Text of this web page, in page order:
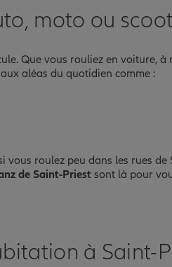
moto ou
Que vous rouliez en voiture, à
aléas du quotidien comme :
vous roulez peu dans les rues de
de Saint-Priest sont là pour
à Saint-